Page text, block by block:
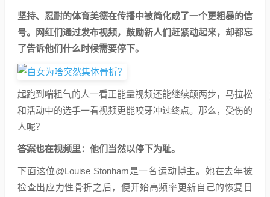
坚持、忍耐的体育美德在传播中被简化成了一个更粗暴的信
号。网红们通过发布视频，鼓励新人们赶紧动起来，却都忘
了告诉他们什么时候需要停下。
起跑到喘粗气的人一看正能量视频还能继续颠两步，马拉松
和活动中的选手一看视频更能咬牙冲过终点。那么，受伤的
人呢？
答案也在视频里：他们当然以停下为耻。
下面这位@Louise Stonham是一名运动博主。她在去年被
检查出应力性骨折之后，便开始高频率更新自己的恢复日